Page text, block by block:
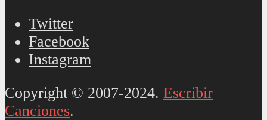
Twitter
Facebook
Instagram
Copyright © 2007-2024. Escribir
Canciones.